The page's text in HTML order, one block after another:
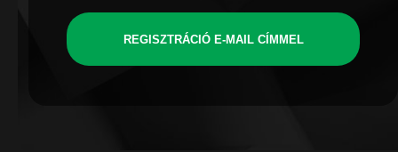
REGISZTRÁCIÓ E-MAIL CÍMMEL